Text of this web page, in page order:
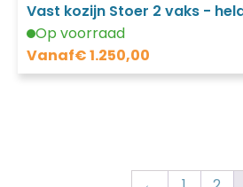
Vast kozijn Stoer 2 vaks -
Op voorraad
Vanaf€1.250,00